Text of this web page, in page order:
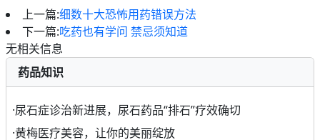
上一篇:细数十大恐怖用药错误方法
下一篇:吃药也有学问 禁忌须知道
无相关信息
药品知识
·尿石症诊治新进展，尿石药品“排石”疗效确切
·黄梅医疗美容，让你的美丽绽放